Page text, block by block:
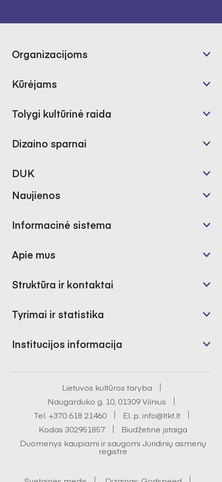
Organizacijoms
Kūrėjams
Tolygi kultūrinė raida
Dizaino sparnai
DUK
Naujienos
Informacinė sistema
Apie mus
Struktūra ir kontaktai
Tyrimai ir statistika
Institucijos informacija
Lietuvos kultūros taryba
Naugarduko g. 10, 01309 Vilnius
Tel. +370 618 21460 El. p. info@ltkt.lt
Kodas 302951857
Biudžetinė įstaiga
Duomenys kaupiami ir saugomi Juridinių asmenų
registre